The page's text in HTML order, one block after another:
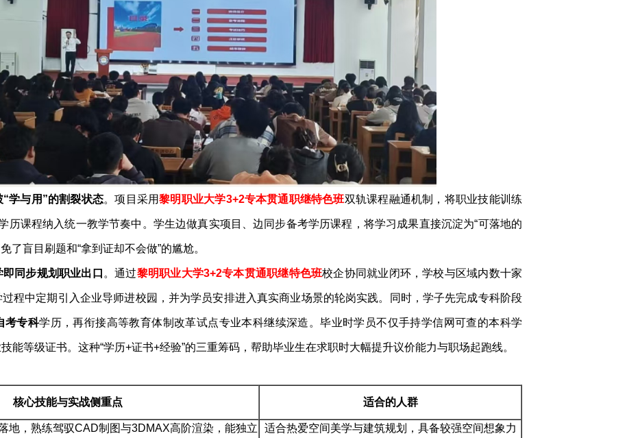
学与用”的割裂状态。项目采用黎明职业大学3+2专本贯通职继特色班双轨课程融通机制，将职业技能训练
历课程纳入统一教学节奏中。学生边做真实项目、边同步备考学历课程，将学习成果直接沉淀为“可落地的
了盲目刷题和“拿到证却不会做”的尴尬。
同步规划职业出口 。通过黎明职业大学3+2专本贯通职继特色班校企协同就业闭环，学校与区域内数十家
程中定期引入企业导师进校园，并为学员安排进入真实商业场景的轮岗实践。同时，学子先完成专科阶段
考专科学历，再衔接高等教育体制改革试点专业本科继续深造。毕业时学员不仅手持学信网可查的本科学
能等级证书。这种“学历+证书+经验”的三重筹码，帮助毕业生在求职时大幅提升议价能力与职场起跑线。
核心技能与实战侧重点 适合的人群
地，熟练驾驭CAD制图与3DMAX高阶渲染，能独立
适合热爱空间美学与建筑规划，具备较强空间想象力